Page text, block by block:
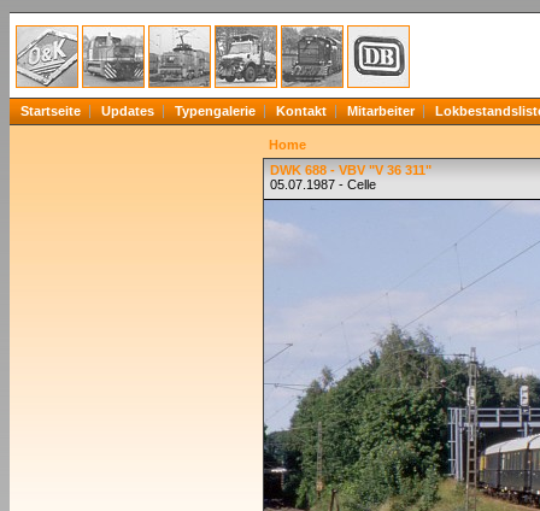
Startseite Updates Typengalerie Kontakt Mitarbeiter
Home
DWK 688 - VBV "V 36 311"
05.07.1987 - Celle